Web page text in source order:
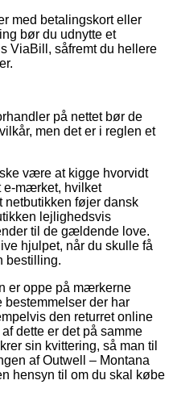
med betalingskort eller
bør du udnytte et
ViaBill, såfremt du hellere
på nettet bør de
men det er i reglen et
være at kigge hvorvidt
e-mærket, hvilket
netbutikken føjer dansk
lejlighedsvis
til de gældende love.
hjulpet, når du skulle få
bestilling.
er oppe på mærkerne
bestemmelser der har
den returret online
dette er det på samme
sin kvittering, så man til
af Outwell – Montana
hensyn til om du skal købe